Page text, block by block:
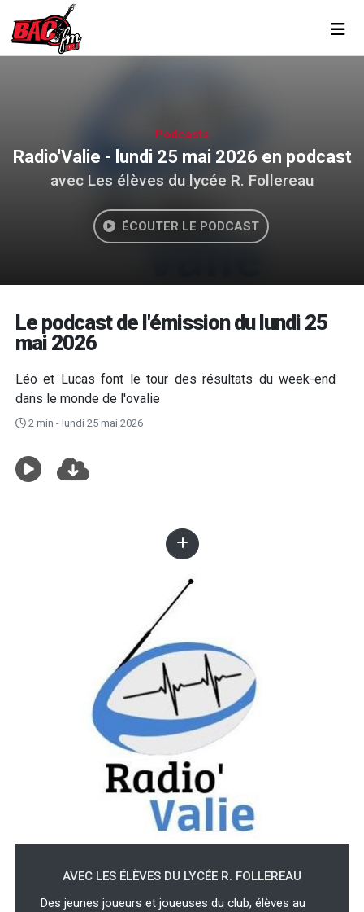
Podcasts
Radio'Valie - lundi 25 mai 2026 en podcast
avec Les élèves du lycée R. Follereau
ÉCOUTER LE PODCAST
Le podcast de l'émission du lundi 25
mai 2026
Léo et Lucas font le tour des résultats du week-end
dans le monde de l'ovalie
2 min - lundi 25 mai 2026
AVEC LES ÉLÈVES DU LYCÉE R. FOLLEREAU
Des jeunes joueurs et joueuses du club, élèves au